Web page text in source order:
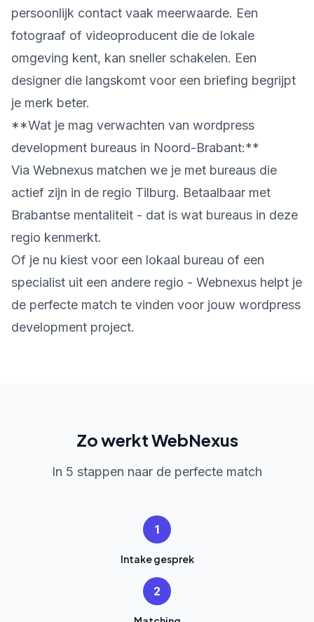
persoonlijk contact vaak meerwaarde. Een
fotograaf of videoproducent die de lokale
omgeving kent, kan sneller schakelen. Een
designer die langskomt voor een briefing begrijpt
je merk beter.
**Wat je mag verwachten van wordpress
development bureaus in Noord-Brabant:**
Via Webnexus matchen we je met bureaus die
actief zijn in de regio Tilburg. Betaalbaar met
Brabantse mentaliteit - dat is wat bureaus in deze
regio kenmerkt.
Of je nu kiest voor een lokaal bureau of een
specialist uit een andere regio - Webnexus helpt je
de perfecte match te vinden voor jouw wordpress
development project.
Zo werkt WebNexus
In 5 stappen naar de perfecte match
1
Intake gesprek
2